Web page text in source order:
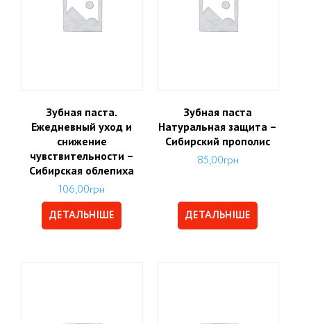
Зубная паста.
Ежедневный уход и
снижение
чувствительности –
Сибирская облепиха
106,00грн
ДЕТАЛЬНІШЕ
Зубная паста
Натуральная защита –
Сибирский прополис
85,00грн
ДЕТАЛЬНІШЕ